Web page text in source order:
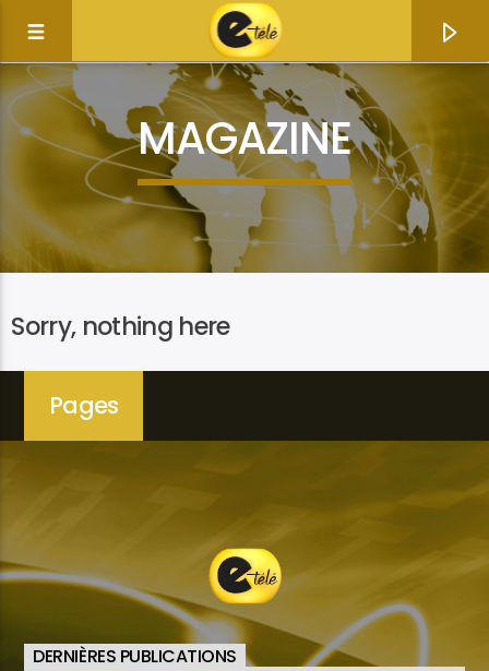
Current track
Title
Etele en direct
MAGAZINE
Sorry, nothing here
Pages
DERNIÈRES PUBLICATIONS